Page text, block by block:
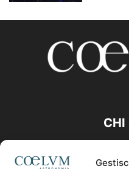
CHI
Contattaci: